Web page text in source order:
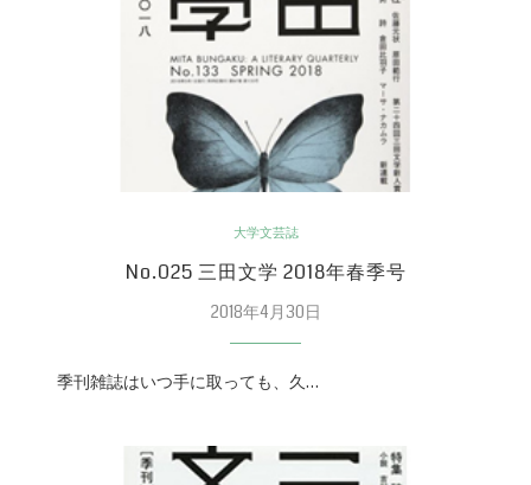
大学文芸誌
No.025 三田文学 2018年春季号
2018年4月30日
季刊雑誌はいつ手に取っても、久…